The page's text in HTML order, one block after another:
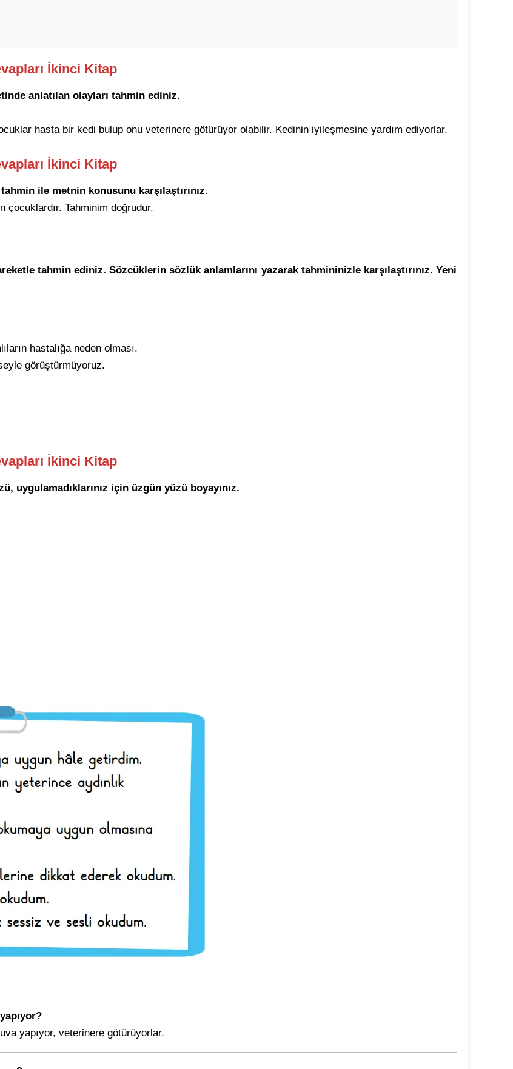
İkinci Kitap
anlatılan olayları tahmin ediniz.
hasta bir kedi bulup onu veterinere götürüyor olabilir. Kedinin iyileşmesine yardım ediyorlar.
İkinci Kitap
ile metnin konusunu karşılaştırınız.
çocuklardır. Tahminim doğrudur.
tahmin ediniz. Sözcüklerin sözlük anlamlarını yazarak tahmininizle karşılaştırınız. Yeni
hastalığa neden olması.
görüştürmüyoruz.
İkinci Kitap
uygulamadıklarınız için üzgün yüzü boyayınız.
yapıyor, veterinere götürüyorlar.